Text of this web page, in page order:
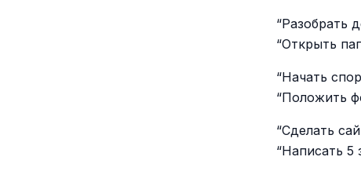
“Разобрать
“Открыть
“Начать
“Положить
“Сделать
“Написать 5